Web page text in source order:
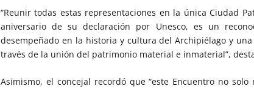
“Reunir todas estas representaciones en la única Ciudad
aniversario de su declaración por Unesco, es un
desempeñado en la historia y cultura del Archipiélago y
través de la unión del patrimonio material e inmaterial”,
Asimismo, el concejal recordó que “este Encuentro no